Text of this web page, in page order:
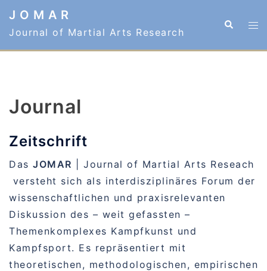
ZumJ O M A R
Journal of Martial Arts Research
Suche
Journal
Zeitschrift
Das JOMAR | Journal of Martial Arts Reseach
versteht sich als interdisziplinäres Forum der
wissenschaftlichen und praxisrelevanten
Diskussion des – weit gefassten –
Themenkomplexes Kampfkunst und
Kampfsport. Es repräsentiert mit
theoretischen, methodologischen, empirischen